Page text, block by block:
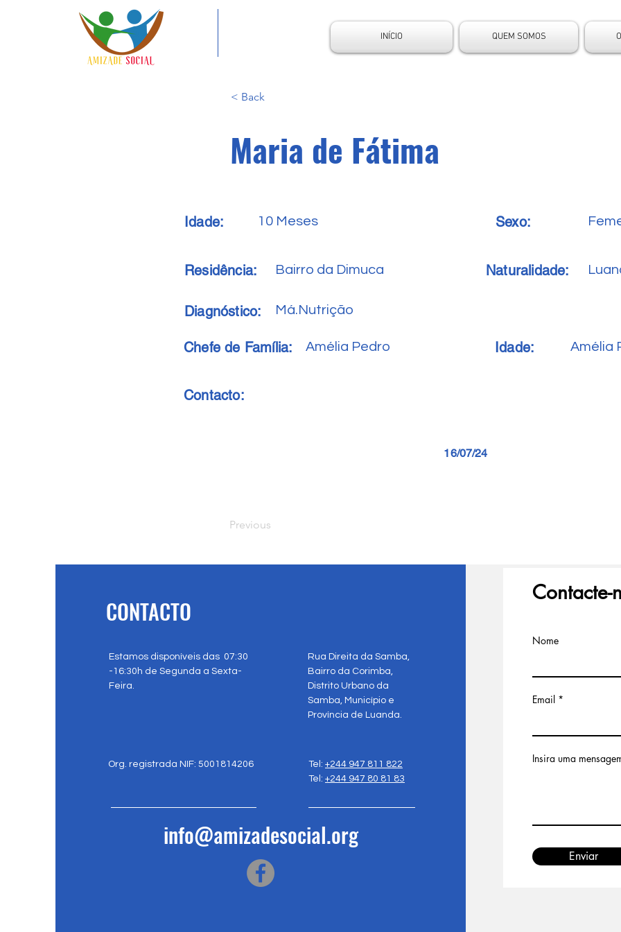
INÍCIO QUEM SOMOS
< Back
Maria de Fátima
Idade: 10 Meses Sexo:
Residência: Bairro da Dimuca Naturalidade:
Diagnóstico: Má.Nutrição
Chefe de Família: Amélia Pedro Idade: Amélia
Contacto:
16/07/24
Previous
CONTACTO
Estamos disponíveis das 07:30
-16:30h de Segunda a Sexta-
Feira.
Rua Direita da Samba,
Bairro da Corimba,
Distrito Urbano da
Samba, Município e
Província de Luanda.
Org. registrada NIF: 5001814206 Tel: +244 947 811 822
Tel: +244 947 80 81 83
info@amizadesocial.org
Contacte-
Nome
Email
Insira uma
Enviar